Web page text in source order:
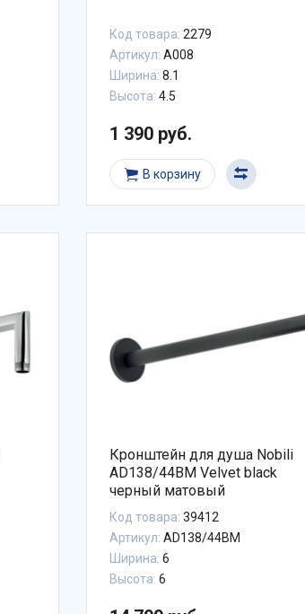
Код товара: 2279
Артикул: A008
Ширина: 8.1
Высота: 4.5
1 390 руб.
В корзину
Кронштейн для душа Nobili
AD138/44BM Velvet black
черный матовый
Код товара: 39412
Артикул: AD138/44BM
Ширина: 6
Высота: 6